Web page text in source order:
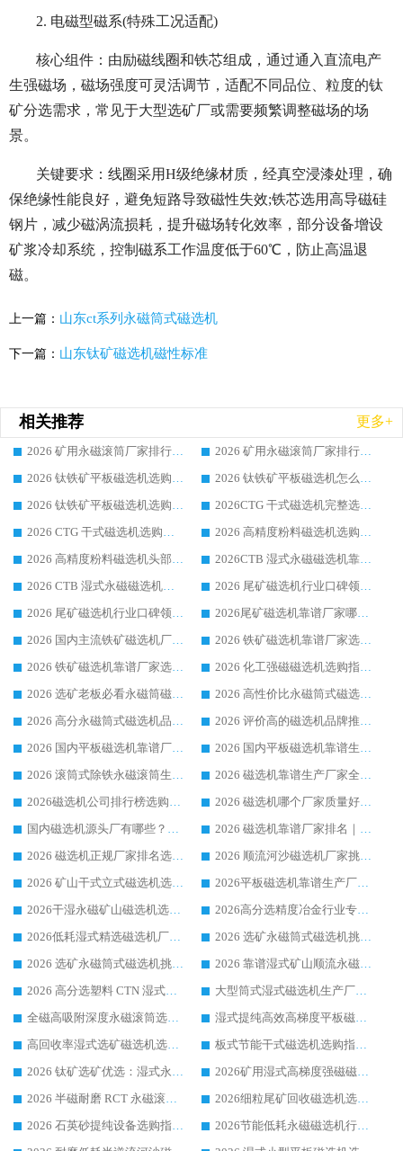
2. 电磁型磁系(特殊工况适配)
核心组件：由励磁线圈和铁芯组成，通过通入直流电产
生强磁场，磁场强度可灵活调节，适配不同品位、粒度的钛
矿分选需求，常见于大型选矿厂或需要频繁调整磁场的场
景。
关键要求：线圈采用H级绝缘材质，经真空浸漆处理，确
保绝缘性能良好，避免短路导致磁性失效;铁芯选用高导磁硅
钢片，减少磁涡流损耗，提升磁场转化效率，部分设备增设
矿浆冷却系统，控制磁系工作温度低于60℃，防止高温退
磁。
上一篇： 山东ct系列永磁筒式磁选机
下一篇： 山东钛矿磁选机磁性标准
相关推荐 更多+
2026 矿用永磁滚筒厂家排行榜选购干货指南 行业口碑标杆华体会手机网页版-华体会(中国) 实力出众
2026 矿用永磁滚筒厂家排行榜选购指南，行业口碑领域强者华体会手机网页版-华体会(中国)
2026 钛铁矿平板磁选机选购全攻略 市场公认优质品牌厂家实力排行榜
2026 钛铁矿平板磁选机怎么选 靠谱生产企业实力排行榜选购参考攻略
2026 钛铁矿平板磁选机选购指南 行业口碑优选品牌生产企业实力排行榜
2026CTG 干式磁选机完整选购指南 行业口碑顶尖靠谱生产龙头厂家实力推荐
2026 CTG 干式磁选机选购指南|行业口碑靠谱生产厂家领域强者推荐
2026 高精度粉料磁选机选购全攻略 行业优质品牌华体会手机网页版-华体会(中国) 实力深度解析
2026 高精度粉料磁选机头部厂家选购指南 行业口碑靠谱品牌推荐 领域强者华体会手机网页版-华体会(中国) 解析
2026CTB 湿式永磁磁选机靠谱厂家实力排行榜 铁矿选矿设备采购全流程选购指南
2026 CTB 湿式永磁磁选机选购指南|行业口碑良好品牌推荐，领域强者华体会手机网页版-华体会(中国)
2026 尾矿磁选机行业口碑领域强者，源头直供国内主流厂家华体会手机网页版-华体会(中国) 一站式服务
2026 尾矿磁选机行业口碑领域强者，源头直供国内主流厂家华体会手机网页版-华体会(中国) 一站式服务
2026尾矿磁选机靠谱厂家哪家好 行业口碑领域强者华体会手机网页版-华体会(中国) 推荐
2026 国内主流铁矿磁选机厂家选购指南|行业口碑好品牌推荐，领域强者华体会手机网页版-华体会(中国)
2026 铁矿磁选机靠谱厂家选购全攻略 行业标杆华体会手机网页版-华体会(中国) 设备性价比出众
2026 铁矿磁选机靠谱厂家选购指南，领域强者华体会手机网页版-华体会(中国) 铁矿磁选机性价比高
2026 化工强磁磁选机选购指南 5 家行业口碑靠谱厂家领域强者推荐
2026 选矿老板必看永磁筒磁选机推荐 行业头部品牌口碑设备选购全攻略
2026 高性价比永磁筒式磁选机品牌盘点 行业强者口碑实测选购完整指南
2026 高分永磁筒式磁选机品牌推荐 选矿设备强者对比测评采购避坑全攻略
2026 评价高的磁选机品牌推荐选购指南，永磁筒式磁选机设备领域强者全景行业口碑解析
2026 国内平板磁选机靠谱厂家排名 行业实测口碑设备按需选购全指南
2026 国内平板磁选机靠谱生产厂家推荐排名|行业口碑选购指南，领域强者按需选设备
2026 滚筒式除铁永磁滚筒生产厂家推荐排名|行业口碑选购指南，领域强者源头厂商精选
2026 磁选机靠谱生产厂家全梳理 分场景选型行业头部品牌选购参考攻略
2026磁选机公司排行榜选购指南|正规源头厂家推荐，领域强者高性价比靠谱信赖品牌
2026 磁选机哪个厂家质量好？十大靠谱磁电企业排名选购指南
国内磁选机源头厂有哪些？2026 综合实力排名与采购避坑技巧
2026 磁选机靠谱厂家排名｜华体会手机网页版-华体会(中国) 高性价比磁选机磁电品牌
2026 磁选机正规厂家排名选购指南|行业口碑信赖品牌推荐性价比高靠谱磁电企业
2026 顺流河沙磁选机厂家挑选攻略 | 业内口碑龙头企业高性价比品牌推荐
2026 矿山干式立式磁选机选型攻略 梳理深耕磁电装备多年靠谱生产厂商
2026平板磁选机靠谱生产厂家选购指南 行业口碑良好品牌推荐 磁电领域实力强者
2026干湿永磁矿山磁选机选型攻略 优质生产厂家排名 选矿领域高口碑品牌推荐指南
2026高分选精度冶金行业专用磁选机生产厂家,干湿式磁选机源头供应商推荐
2026低耗湿式精​选磁选机厂家怎么选?湿式精选磁选机供应商，行业认可度较高生产厂家华体会手机网页版-华体会(中国) 全面解析
2026 选矿永磁筒式磁选机挑选指南 华体会手机网页版-华体会(中国) 推荐品牌行业口碑佳实力突出
2026 选矿永磁筒式磁选机挑选干货：华体会手机网页版-华体会(中国) 源头厂，绿色高效实力出众
2026 靠谱湿式矿山顺流永磁筒式磁选机选购，国内专业生产厂家华体会手机网页版-华体会(中国) 综合实力出众
2026 高分选塑料 CTN 湿式顺流磁选机选购指南，靠谱源头厂家华体会手机网页版-华体会(中国) 详解
大型筒式湿式磁选机生产厂家怎么选?华体会手机网页版-华体会(中国) 设备口碑广受行业认可
全磁高吸附深度永磁滚筒选购指南 业内口碑稳定磁电设备生产厂家详细推荐
湿式提纯高效高梯度平板磁选机靠谱设备源头厂商华体会手机网页版-华体会(中国) 综合测评
高回收率湿式选矿磁选机选购指南 业内口碑磁电设备生产厂家实力解析
板式节能干式磁选机选购指南，源头生产厂家华体会手机网页版-华体会(中国) 综合实力可观
2026 钛矿选矿优选：湿式永磁筒式磁选机源头厂家华体会手机网页版-华体会(中国) 综合解析
2026矿用湿式高梯度强磁磁选机选购指南，临朐靠谱磁电生产厂家华体会手机网页版-华体会(中国) 详解
2026 半磁耐磨 RCT 永磁滚筒选购指南，临朐源头生产厂家华体会手机网页版-华体会(中国) 实测分享
2026细粒尾矿回收磁选机选购指南 产业集群优质生产厂家华体会手机网页版-华体会(中国) 解析
2026 石英砂提纯设备选购指南：华体会手机网页版-华体会(中国) 提纯磁选机厂家综合解读
2026节能低耗永磁磁选机行业优选标杆 临朐华体会手机网页版-华体会(中国) 专业生产厂家